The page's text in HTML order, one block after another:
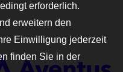
erforderlich.
erweitern den
Einwilligung jederzeit
finden Sie in der